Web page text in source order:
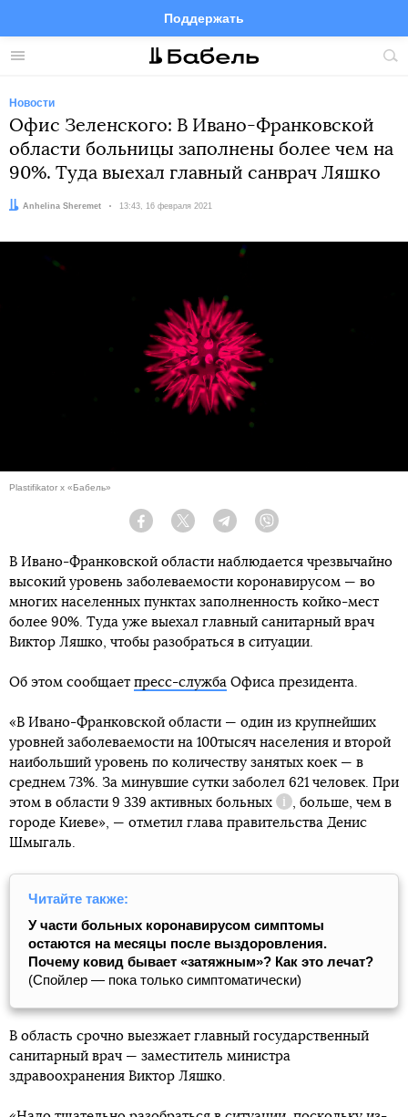
Меню
Поддержать
FacebookTelegramTwitter
Новости
Офис Зеленского: В Ивано-Франковской
области больницы заполнены более чем на
90%. Туда выехал главный санврач Ляшко
Автор:
Anhelina Sheremet Дата:
13:43, 16 февраля 2021
Plastifikator x «Бабель»
Facebook Twitter Telegram
В Ивано-Франковской области наблюдается чрезвычайно
высокий уровень заболеваемости коронавирусом — во
многих населенных пунктах заполненность койко-мест
более 90%. Туда уже выехал главный санитарный врач
Виктор Ляшко, чтобы разобраться в ситуации.
Об этом сообщает пресс-служба Офиса президента.
«В Ивано-Франковской области — один из крупнейших
уровней заболеваемости на 100тысяч населения и второй
наибольший уровень по количеству занятых коек — в
среднем 73%. За минувшие сутки заболел 621 человек. При
этом в области 9 339 активных больных
Справка
, больше, чем в
городе Киеве», — отметил глава правительства Денис
Шмыгаль.
Читайте также:
У части больных коронавирусом симптомы
остаются на месяцы после выздоровления.
Почему ковид бывает «затяжным»? Как это лечат?
(Спойлер — пока только симптоматически)
В область срочно выезжает главный государственный
санитарный врач — заместитель министра
здравоохранения Виктор Ляшко.